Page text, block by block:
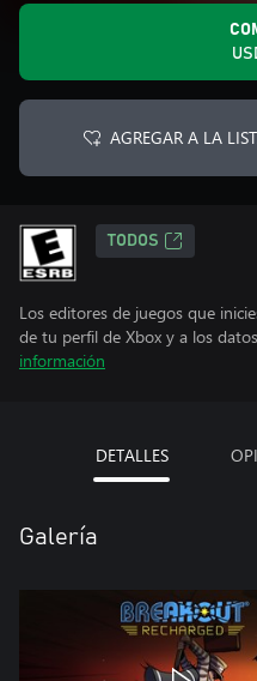
AGREGAR A LA
TODOS
Los editores de juegos que
de tu perfil de Xbox y a los
información
DETALLES
Galería